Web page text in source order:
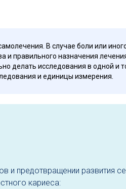
В случае боли или
правильного назначения
делать исследования в одной и
и единицы измерения.
предотвращении развития
кариеса: